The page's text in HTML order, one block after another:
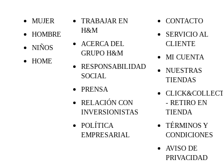
MUJER
HOMBRE
NIÑOS
HOME
TRABAJAR EN
H&M
ACERCA DEL
GRUPO H&M
RESPONSABILIDAD
SOCIAL
PRENSA
RELACIÓN CON
INVERSIONISTAS
POLÍTICA
EMPRESARIAL
CONTACTO
SERVICIO AL
CLIENTE
MI CUENTA
NUESTRAS
TIENDAS
- RETIRO EN
TIENDA
TÉRMINOS Y
CONDICIONES
AVISO DE
PRIVACIDAD